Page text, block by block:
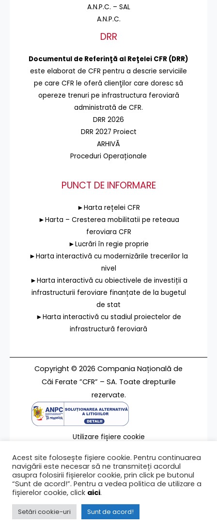
A.N.P.C. – SAL
A.N.P.C.
DRR
Documentul de Referinţă al Reţelei CFR (DRR)
este elaborat de CFR pentru a descrie serviciile
pe care CFR le oferă clienţilor care doresc să
opereze trenuri pe infrastructura feroviară
administrată de CFR.
DRR 2026
DRR 2027 Proiect
ARHIVĂ
Proceduri Operaționale
PUNCT DE INFORMARE
►Harta rețelei CFR
►Harta – Cresterea mobilitatii pe reteaua
feroviara CFR
►Lucrări în regie proprie
►Harta interactivă cu modernizările trecerilor la
nivel
►Harta interactivă cu obiectivele de investiții a
infrastructurii feroviare finanțate de la bugetul
de stat
►Harta interactivă cu stadiul proiectelor de
infrastructură feroviară
Copyright © 2026 Compania Națională de
Căi Ferate ”CFR” – SA. Toate drepturile
rezervate.
Utilizare fișiere cookie
Contact
Ultima modificare a paginii 07/08/2023
Acest site folosește fișiere cookie. Pentru continuarea
navigării este necesar să ne transmiteți acordul
asupra folosirii fișierelor cookie, prin click pe butonul
“Sunt de acord!”. Pentru a vedea politica de utilizare a
fișierelor cookie, click aici.
Setări cookie-uri Sunt de acord!